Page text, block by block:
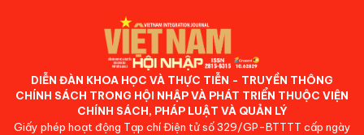
DIỄN ĐÀN KHOA HỌC VÀ THỰC TIỄN - TRUYỀN THÔNG
CHÍNH SÁCH TRONG HỘI NHẬP VÀ PHÁT TRIỂN THUỘC VIỆN
CHÍNH SÁCH, PHÁP LUẬT VÀ QUẢN LÝ
Giấy phép hoạt động Tạp chí Điện tử số 329/GP-BTTTT cấp ngày